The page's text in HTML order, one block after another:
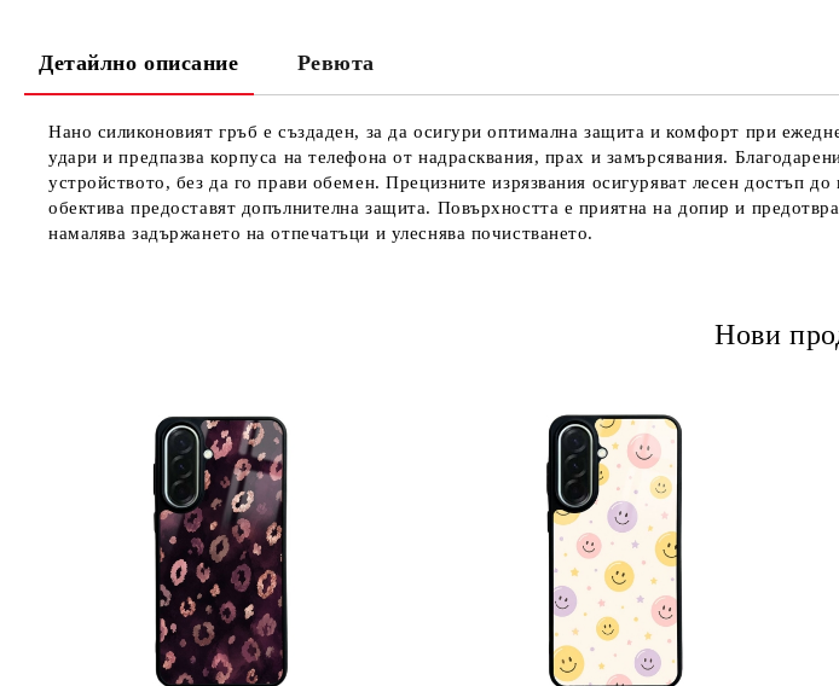
Детайлно описание Ревюта
Нано силиконовият гръб е създаден, за да осигури оптимална защита и комфорт при
удари и предпазва корпуса на телефона от надрасквания, прах и замърсявания.
устройството, без да го прави обемен. Прецизните изрязвания осигуряват лесен достъп
обектива предоставят допълнителна защита. Повърхността е приятна на допир и
намалява задържането на отпечатъци и улеснява почистването.
Нови